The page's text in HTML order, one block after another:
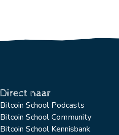
Direct naar
Bitcoin School Podcasts
Bitcoin School Community
Bitcoin School Kennisbank